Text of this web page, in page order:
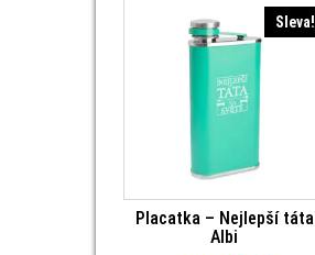
Sleva!
Placatka – Nejlepší táta
Albi